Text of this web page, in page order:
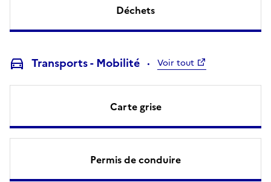
Déchets
Transports - Mobilité Voir tout
Carte grise
Permis de conduire